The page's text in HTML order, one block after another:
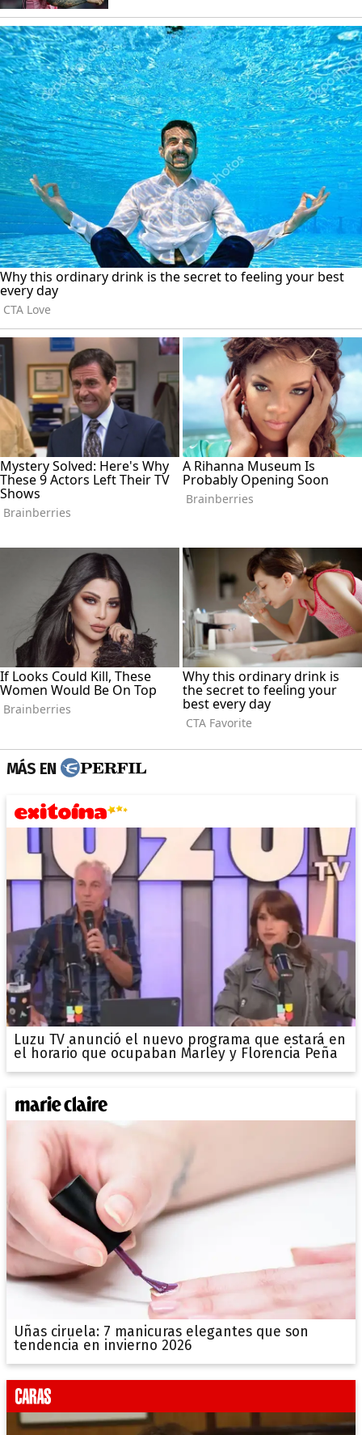
MÁS EN
Luzu TV anunció el nuevo programa que estará en
el horario que ocupaban Marley y Florencia Peña
Uñas ciruela: 7 manicuras elegantes que son
tendencia en invierno 2026